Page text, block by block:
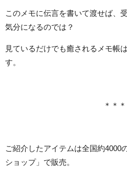
このメモに伝言を書いて渡せば、
気分になるのでは？
見ているだけでも癒されるメモ帳
す。
＊＊＊
ご紹介したアイテムは全国約4000
ショップ」で販売。